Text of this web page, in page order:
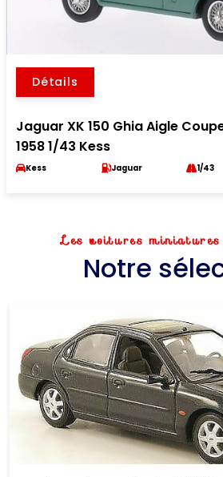
Détails
Jaguar XK 150 Ghia Aigle
1958 1/43 Kess
Kess Jaguar 1/43
Les voitures
Notre